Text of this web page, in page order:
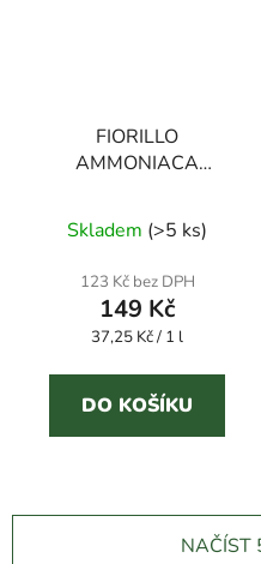
FIORILLO
AMMONIACA
univerzální čisticí
prostředek
hodnocení
produktu
je
3,1
z
5
hvězdiček.
Skladem (>5 ks)
123 Kč bez DPH
149 Kč
Měrná
37,25 Kč / 1 l
DO KOŠÍKU
NAČÍST